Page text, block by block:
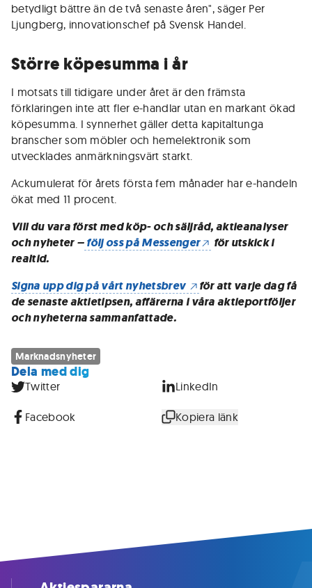
betydligt bättre än de två senaste åren", säger Per
Ljungberg, innovationschef på Svensk Handel.
Större köpesumma i år
I motsats till tidigare under året är den främsta
förklaringen inte att fler e-handlar utan en markant ökad
köpesumma. I synnerhet gäller detta kapitaltunga
branscher som möbler och hemelektronik som
utvecklades anmärkningsvärt starkt.
Ackumulerat för årets första fem månader har e-handeln
ökat med 11 procent.
Vill du vara först med köp- och säljråd, aktieanalyser
och nyheter –följ oss på Messenger
för utskick i
realtid.
Signa upp dig på vårt nyhetsbrev
för att varje dag få
de senaste aktietipsen, affärerna i våra aktieportföljer
och nyheterna sammanfattade.
Marknadsnyheter
Dela med dig
Twitter LinkedIn
Facebook Kopiera länk